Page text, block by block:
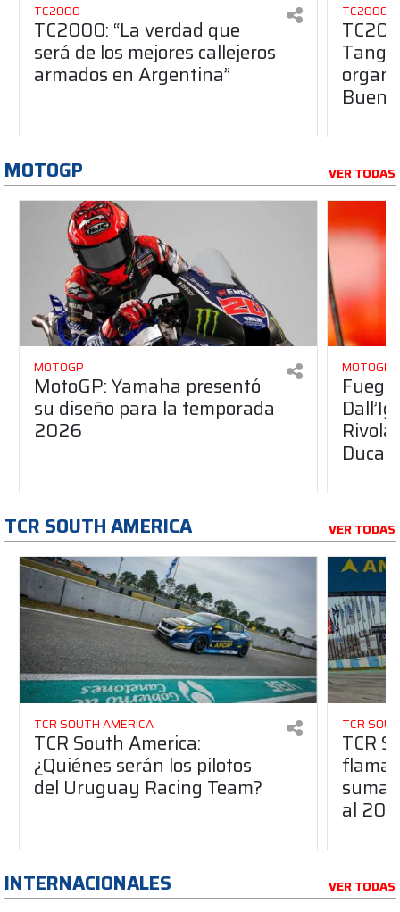
TC2000
TC2000: “La verdad que
será de los mejores callejeros
armados en Argentina”
TC2000
MOTOGP VER TODAS
MOTOGP
MotoGP: Yamaha presentó
su diseño para la temporada
2026
MOTOGP
Ducati
TCR SOUTH AMERICA VER TODAS
TCR SOUTH AMERICA
TCR South America:
¿Quiénes serán los pilotos
del Uruguay Racing Team?
TCR
TCR
suma
al
INTERNACIONALES VER TODAS